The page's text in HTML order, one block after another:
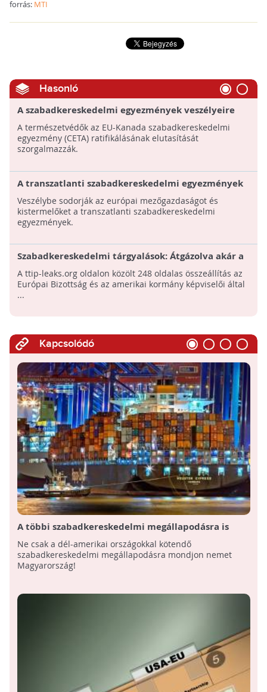
forrás: MTI
Hasonló
A szabadkereskedelmi egyezmények veszélyeire
figyelmeztet a kanadai szakértő
A természetvédők az EU-Kanada szabadkereskedelmi
egyezmény (CETA) ratifikálásának elutasítását
szorgalmazzák.
A transzatlanti szabadkereskedelmi egyezmények
(TTIP, CETA) elsorvasztják a mezőgazdaságot?
Veszélybe sodorják az európai mezőgazdaságot és
kistermelőket a transzatlanti szabadkereskedelmi
egyezmények.
Szabadkereskedelmi tárgyalások: Átgázolva akár a
környezetvédelem elvein is?
A ttip-leaks.org oldalon közölt 248 oldalas összeállítás az
Európai Bizottság és az amerikai kormány képviselői által
...
Kapcsolódó
A többi szabadkereskedelmi megállapodásra is
mondjon nemet Magyarország!
Ne csak a dél-amerikai országokkal kötendő
szabadkereskedelmi megállapodásra mondjon nemet
Magyarország!